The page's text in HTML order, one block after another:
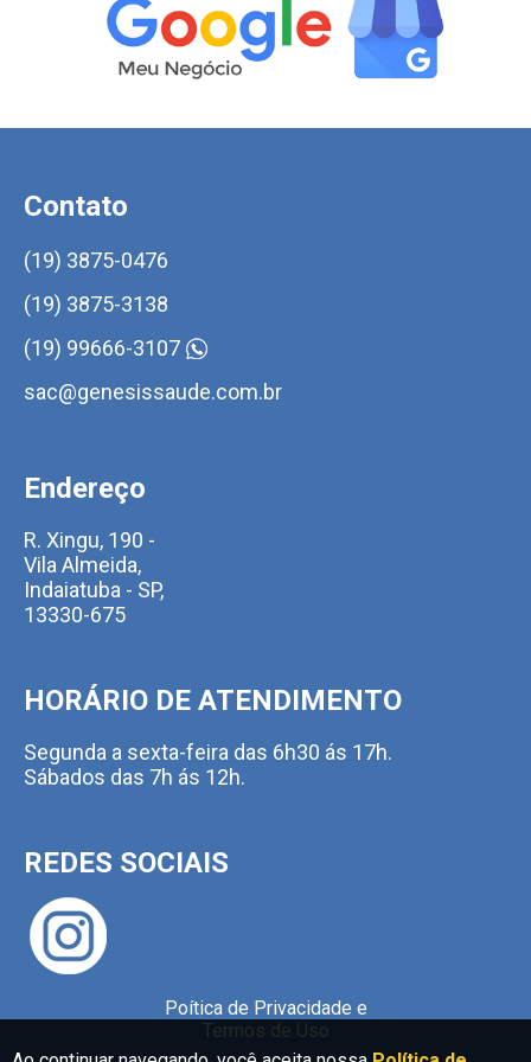
Contato
(19) 3875-0476
(19) 3875-3138
(19) 99666-3107
sac@genesissaude.com.br
Endereço
R. Xingu, 190 -
Vila Almeida,
Indaiatuba - SP,
13330-675
HORÁRIO DE ATENDIMENTO
Segunda a sexta-feira das 6h30 ás 17h.
Sábados das 7h ás 12h.
REDES SOCIAIS
Poítica de Privacidade e
Termos de Uso